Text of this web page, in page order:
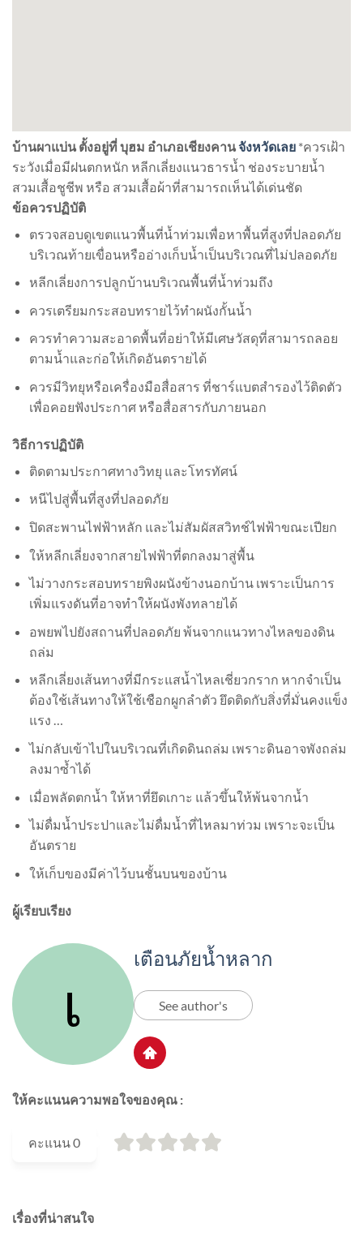
บ้านผาแบ่น ตั้งอยู่ที่ บุฮม อำเภอเชียงคานจังหวัดเลย *ควรเฝ้า
ระวังเมื่อมีฝนตกหนัก หลีกเลี่ยงแนวธารน้ำ ช่องระบายน้ำ
สวมเสื้อชูชีพ หรือ สวมเสื้อผ้าที่สามารถเห็นได้เด่นชัด
ข้อควรปฏิบัติ
ตรวจสอบดูเขตแนวพื้นที่น้ำท่วมเพื่อหาพื้นที่สูงที่ปลอดภัย
บริเวณท้ายเขื่อนหรืออ่างเก็บน้ำเป็นบริเวณที่ไม่ปลอดภัย
หลีกเลี่ยงการปลูกบ้านบริเวณพื้นที่น้ำท่วมถึง
ควรเตรียมกระสอบทรายไว้ทำผนังกั้นน้ำ
ควรทำความสะอาดพื้นที่อย่าให้มีเศษวัสดุที่สามารถลอย
ตามน้ำและก่อให้เกิดอันตรายได้
ควรมีวิทยุหรือเครื่องมือสื่อสาร ที่ชาร์แบตสำรองไว้ติดตัว
เพื่อคอยฟังประกาศ หรือสื่อสารกับภายนอก
วิธีการปฏิบัติ
ติดตามประกาศทางวิทยุ และโทรทัศน์
หนีไปสู่พื้นที่สูงที่ปลอดภัย
ปิดสะพานไฟฟ้าหลัก และไม่สัมผัสสวิทช์ไฟฟ้าขณะเปียก
ให้หลีกเลี่ยงจากสายไฟฟ้าที่ตกลงมาสู่พื้น
ไม่วางกระสอบทรายพิงผนังข้างนอกบ้าน เพราะเป็นการ
เพิ่มแรงดันที่อาจทำให้ผนังพังทลายได้
อพยพไปยังสถานที่ปลอดภัย พ้นจากแนวทางไหลของดิน
ถล่ม
หลีกเลี่ยงเส้นทางที่มีกระแสน้ำไหลเชี่ยวกราก หากจำเป็น
ต้องใช้เส้นทางให้ใช้เชือกผูกลำตัว ยึดติดกับสิ่งที่มั่นคงแข็ง
แรง …
ไม่กลับเข้าไปในบริเวณที่เกิดดินถล่ม เพราะดินอาจพังถล่ม
ลงมาซ้ำได้
เมื่อพลัดตกน้ำ ให้หาที่ยึดเกาะ แล้วขึ้นให้พ้นจากน้ำ
ไม่ดื่มน้ำประปาและไม่ดื่มน้ำที่ไหลมาท่วม เพราะจะเป็น
อันตราย
ให้เก็บของมีค่าไว้บนชั้นบนของบ้าน
ผู้เรียบเรียง
เตือนภัยน้ำหลาก
See author's
ให้คะแนนความพอใจของคุณ :
คะแนน0
เรื่องที่น่าสนใจ